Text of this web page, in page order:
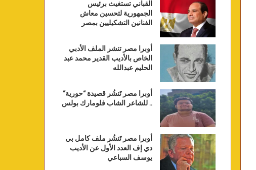
القباني تستغيث برئيس
الجمهورية لتحسين معاش
الفنانين التشكيليين بمصر
أوبرا مصر تنشر الملف الأدبي
الخاص بالأديب القدير محمد عبد
الحليم عبدالله
أوبرا مصر تَنشُر قصيدة “حورية”
.. للشاعر الشاب فلومارك بولس
أوبرا مصر تَنشُر ملف كامل بي
دي إف العدد الأول عن الأديب
يوسف السباعي